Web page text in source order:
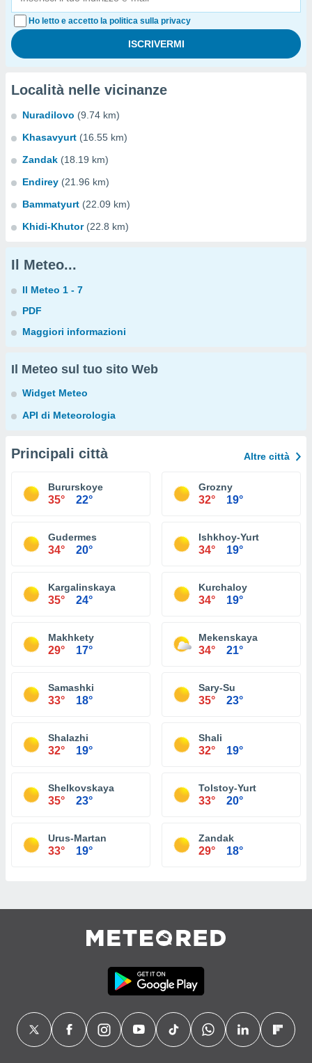
Ho letto e accetto la politica sulla privacy
Località nelle vicinanze
Nuradilovo (9.74 km)
Khasavyurt (16.55 km)
Zandak (18.19 km)
Endirey (21.96 km)
Bammatyurt (22.09 km)
Khidi-Khutor (22.8 km)
Il Meteo...
Il Meteo 1 - 7
PDF
Maggiori informazioni
Il Meteo sul tuo sito Web
Widget Meteo
API di Meteorologia
Principali città Altre città
Bururskoye
35° 22°
Grozny
32° 19°
Gudermes
34° 20°
Ishkhoy-Yurt
34° 19°
Kargalinskaya
35° 24°
Kurchaloy
34° 19°
Makhkety
29° 17°
Mekenskaya
34° 21°
Samashki
33° 18°
Sary-Su
35° 23°
Shalazhi
32° 19°
Shali
32° 19°
Shelkovskaya
35° 23°
Tolstoy-Yurt
33° 20°
Urus-Martan
33° 19°
Zandak
29° 18°